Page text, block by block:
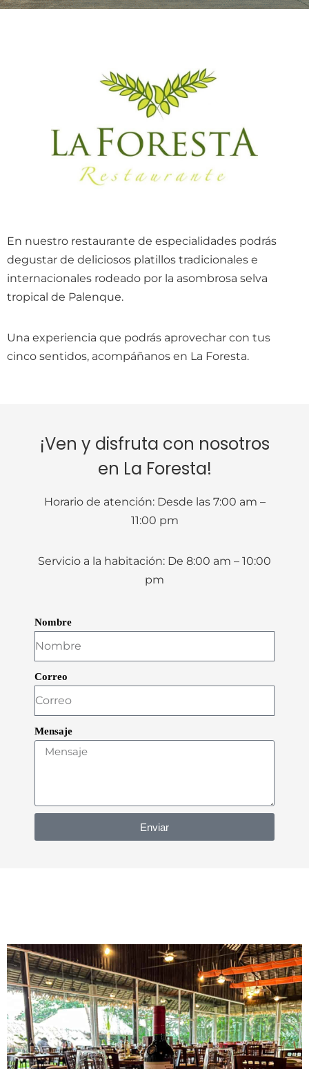
En nuestro restaurante de especialidades podrás
degustar de deliciosos platillos tradicionales e
internacionales rodeado por la asombrosa selva
tropical de Palenque.
Una experiencia que podrás aprovechar con tus
cinco sentidos, acompáñanos en La Foresta.
¡Ven y disfruta con nosotros
en La Foresta!
Horario de atención: Desde las 7:00 am –
11:00 pm
Servicio a la habitación: De 8:00 am – 10:00
pm
Nombre
Correo
Mensaje
Enviar